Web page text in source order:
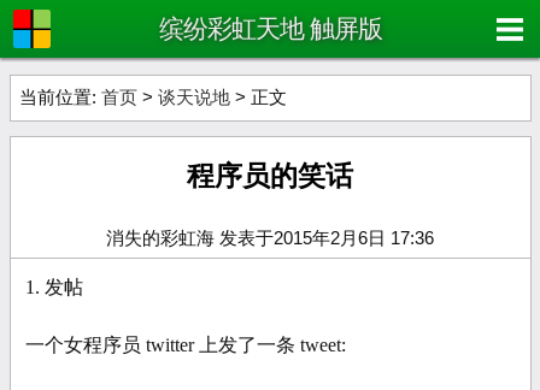
缤纷彩虹天地 触屏版
当前位置: 首页 > 谈天说地 > 正文
程序员的笑话
消失的彩虹海 发表于2015年2月6日 17:36
1. 发帖
一个女程序员 twitter 上发了一条 tweet: